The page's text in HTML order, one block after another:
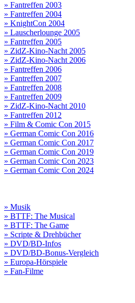
» Fantreffen 2003
» Fantreffen 2004
» KnightCon 2004
» Lauscherlounge 2005
» Fantreffen 2005
» ZidZ-Kino-Nacht 2005
» ZidZ-Kino-Nacht 2006
» Fantreffen 2006
» Fantreffen 2007
» Fantreffen 2008
» Fantreffen 2009
» ZidZ-Kino-Nacht 2010
» Fantreffen 2012
» Film & Comic Con 2015
» German Comic Con 2016
» German Comic Con 2017
» German Comic Con 2019
» German Comic Con 2023
» German Comic Con 2024
» Musik
» BTTF: The Musical
» BTTF: The Game
» Scripte & Drehbücher
» DVD/BD-Infos
» DVD/BD-Bonus-Vergleich
» Europa-Hörspiele
» Fan-Filme